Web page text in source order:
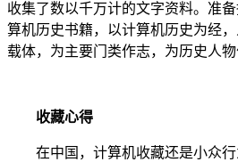
收集了数以千万计的文字资料。准
算机历史书籍，以计算机历史为经
载体，为主要门类作志，为历史人物
收藏心得
在中国，计算机收藏还是小众